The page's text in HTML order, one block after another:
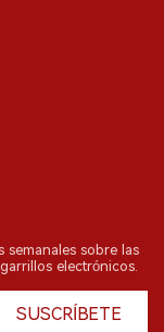
sobre las
electrónicos.
SUSCRÍBETE